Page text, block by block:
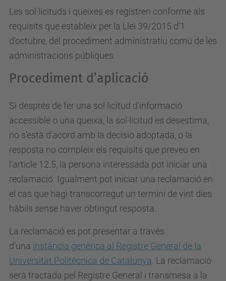
Les sol·licituds i queixes es registren conforme als
requisits que estableix per la Llei 39/2015 d’1
d’octubre, del procediment administratiu comú de les
administracions públiques.
Procediment d’aplicació
Si després de fer una sol·licitud d'informació
accessible o una queixa, la sol·licitud es desestima,
no s'està d'acord amb la decisió adoptada, o la
resposta no compleix els requisits que preveu en
l'article 12.5, la persona interessada pot iniciar una
reclamació. Igualment pot iniciar una reclamació en
el cas que hagi transcorregut un termini de vint dies
hàbils sense haver obtingut resposta.
La reclamació es pot presentar a través
d'una instància genèrica al Registre General de la
Universitat Politècnica de Catalunya . La reclamació
serà tractada pel Registre General i transmesa a la